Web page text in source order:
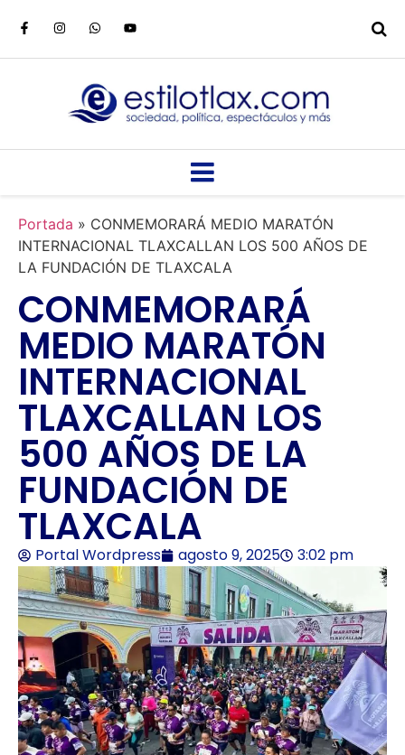
Portada » CONMEMORARÁ MEDIO MARATÓN
INTERNACIONAL TLAXCALLAN LOS 500 AÑOS DE
LA FUNDACIÓN DE TLAXCALA
CONMEMORARÁ
MEDIO MARATÓN
INTERNACIONAL
TLAXCALLAN LOS
500 AÑOS DE LA
FUNDACIÓN DE
TLAXCALA
Portal Wordpress agosto 9, 2025 3:02 pm